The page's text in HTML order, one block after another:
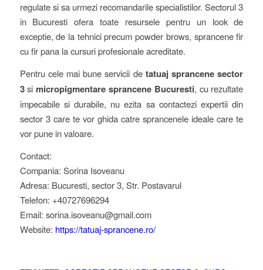
regulate si sa urmezi recomandarile specialistilor. Sectorul 3
in Bucuresti ofera toate resursele pentru un look de
exceptie, de la tehnici precum powder brows, sprancene fir
cu fir pana la cursuri profesionale acreditate.
Pentru cele mai bune servicii de tatuaj sprancene sector
3si micropigmentare sprancene Bucuresti, cu rezultate
impecabile si durabile, nu ezita sa contactezi expertii din
sector 3 care te vor ghida catre sprancenele ideale care te
vor pune in valoare.
Contact:
Compania: Sorina Isoveanu
Adresa: Bucuresti, sector 3, Str. Postavarul
Telefon: +40727696294
Email: sorina.isoveanu@gmail.com
Website: https://tatuaj-sprancene.ro/